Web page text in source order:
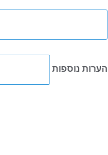
הערות נוספות